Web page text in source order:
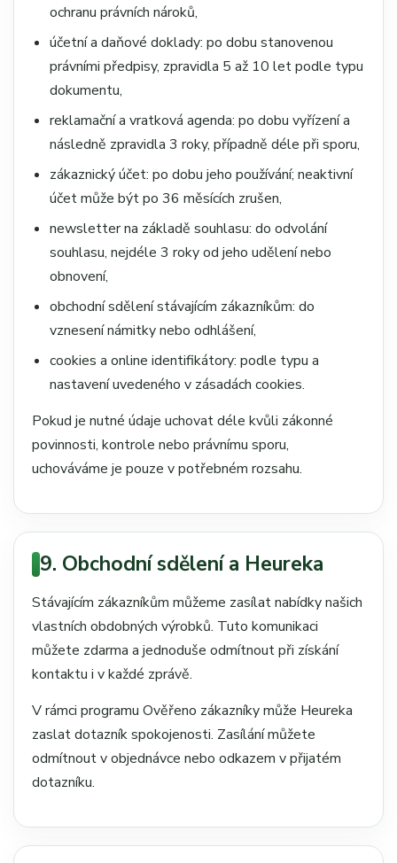
ochranu právních nároků,
účetní a daňové doklady: po dobu stanovenou
právními předpisy, zpravidla 5 až 10 let podle typu
dokumentu,
reklamační a vratková agenda: po dobu vyřízení a
následně zpravidla 3 roky, případně déle při sporu,
zákaznický účet: po dobu jeho používání; neaktivní
účet může být po 36 měsících zrušen,
newsletter na základě souhlasu: do odvolání
souhlasu, nejdéle 3 roky od jeho udělení nebo
obnovení,
obchodní sdělení stávajícím zákazníkům: do
vznesení námitky nebo odhlášení,
cookies a online identifikátory: podle typu a
nastavení uvedeného v zásadách cookies.
Pokud je nutné údaje uchovat déle kvůli zákonné
povinnosti, kontrole nebo právnímu sporu,
uchováváme je pouze v potřebném rozsahu.
9. Obchodní sdělení a Heureka
Stávajícím zákazníkům můžeme zasílat nabídky našich
vlastních obdobných výrobků. Tuto komunikaci
můžete zdarma a jednoduše odmítnout při získání
kontaktu i v každé zprávě.
V rámci programu Ověřeno zákazníky může Heureka
zaslat dotazník spokojenosti. Zasílání můžete
odmítnout v objednávce nebo odkazem v přijatém
dotazníku.